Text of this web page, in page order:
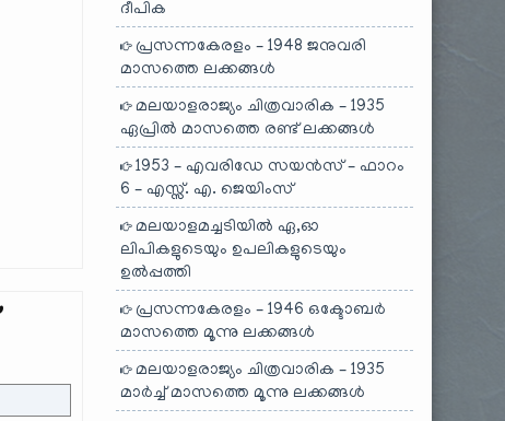
ദീപിക
പ്രസന്നകേരളം – 1948 ജനുവരി
മാസത്തെ ലക്കങ്ങൾ
മലയാളരാജ്യം ചിത്രവാരിക – 1935
ഏപ്രിൽ മാസത്തെ രണ്ട് ലക്കങ്ങൾ
1953 – എവരിഡേ സയൻസ് – ഫാറം
6 – എസ്സ്. എ. ജെയിംസ്
മലയാളമച്ചടിയിൽ ഏ,ഓ
ലിപികളുടെയും ഉപലികളുടെയും
ഉൽപ്പത്തി
പ്രസന്നകേരളം – 1946 ഒക്ടോബർ
മാസത്തെ മൂന്നു ലക്കങ്ങൾ
മലയാളരാജ്യം ചിത്രവാരിക – 1935
മാർച്ച് മാസത്തെ മൂന്നു ലക്കങ്ങൾ